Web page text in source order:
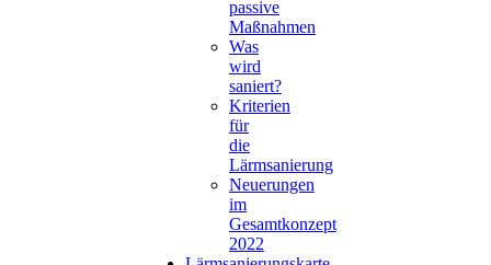
passive
Maßnahmen
Was
wird
saniert?
Kriterien
für
die
Lärmsanierung
Neuerungen
im
Gesamtkonzept
2022